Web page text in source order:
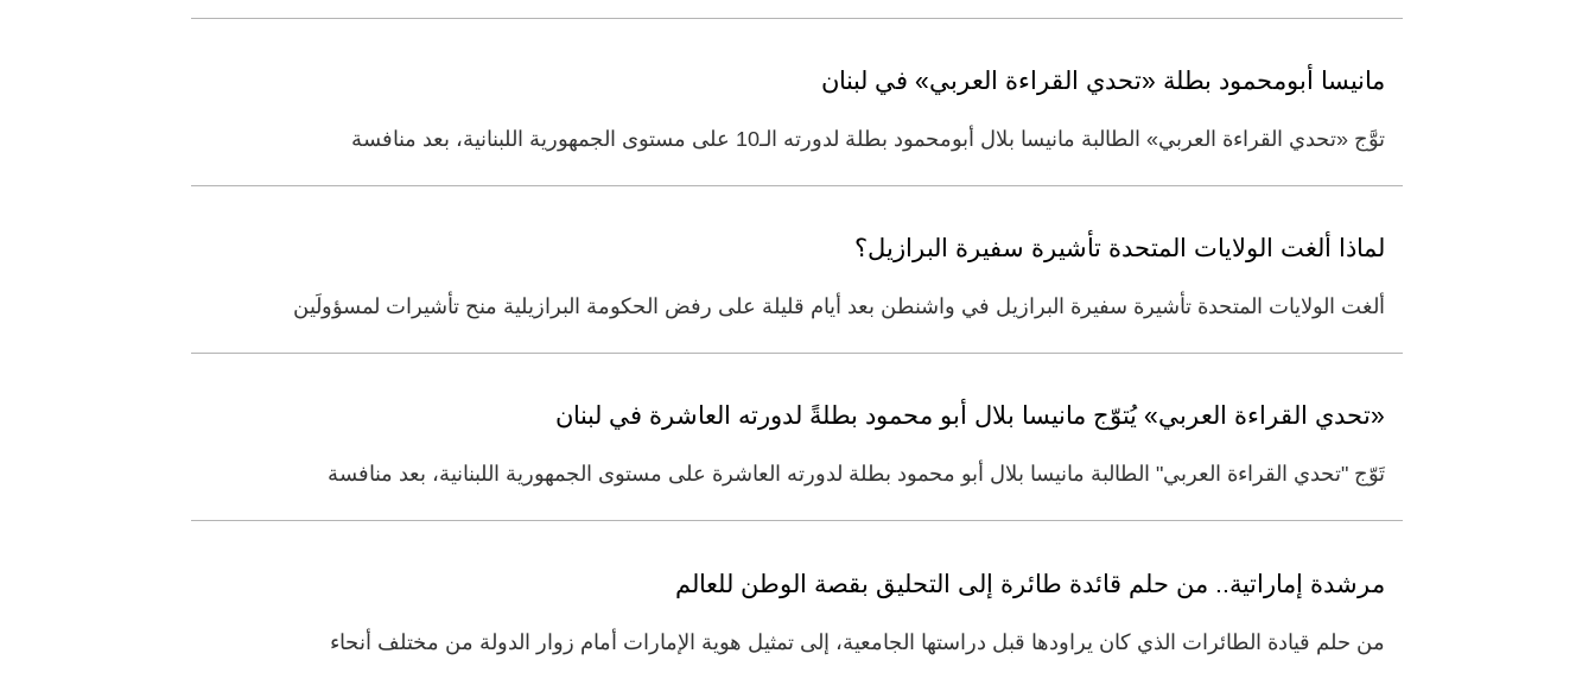
مانيسا أبومحمود بطلة «تحدي القراءة العربي» في لبنان
توَّج «تحدي القراءة العربي» الطالبة مانيسا بلال أبومحمود بطلة لدورته الـ10 على مستوى الجمهورية اللبنانية، بعد منافسة
لماذا ألغت الولايات المتحدة تأشيرة سفيرة البرازيل؟
ألغت الولايات المتحدة تأشيرة سفيرة البرازيل في واشنطن بعد أيام قليلة على رفض الحكومة البرازيلية منح تأشيرات لمسؤولَين
«تحدي القراءة العربي» يُتوّج مانيسا بلال أبو محمود بطلةً لدورته العاشرة في لبنان
تَوّج "تحدي القراءة العربي" الطالبة مانيسا بلال أبو محمود بطلة لدورته العاشرة على مستوى الجمهورية اللبنانية، بعد منافسة
مرشدة إماراتية.. من حلم قائدة طائرة إلى التحليق بقصة الوطن للعالم
من حلم قيادة الطائرات الذي كان يراودها قبل دراستها الجامعية، إلى تمثيل هوية الإمارات أمام زوار الدولة من مختلف أنحاء